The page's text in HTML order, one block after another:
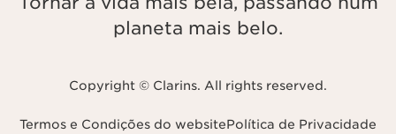
planeta mais belo.
Copyright © Clarins. All rights reserved.
Termos e Condições do websitePolítica de Privacidade